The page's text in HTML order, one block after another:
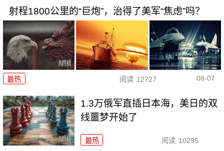
射程1800公里的“巨炮”，治得了美军“焦虑”吗？
最热 阅读 12727 08-07
1.3万俄军直插日本海，美日的双
线噩梦开始了
最热 阅读 10295